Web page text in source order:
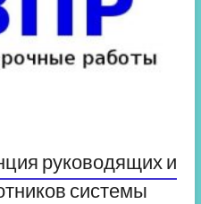
руководящих и
системы